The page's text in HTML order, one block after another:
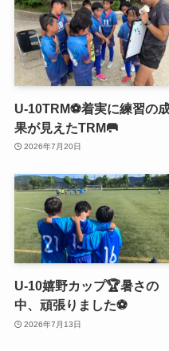
U-10TRM⚽️着実に練習の
果が見えたTRM🥅
2026年7月20日
U-10嬉野カップ🏆暑さの
中、頑張りました⚽️
2026年7月13日